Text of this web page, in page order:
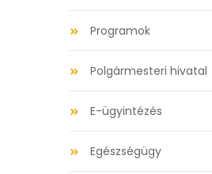
Programok
Polgármesteri hivatal
E-ügyintézés
Egészségügy